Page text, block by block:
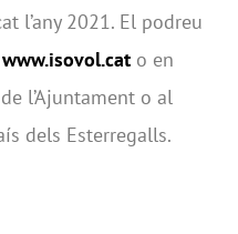
l’any 2021. El podreu
www.isovol.cat o en
l’Ajuntament o al
dels Esterregalls.